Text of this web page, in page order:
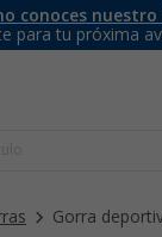
conoces nuestro
para tu próxima
Gorra